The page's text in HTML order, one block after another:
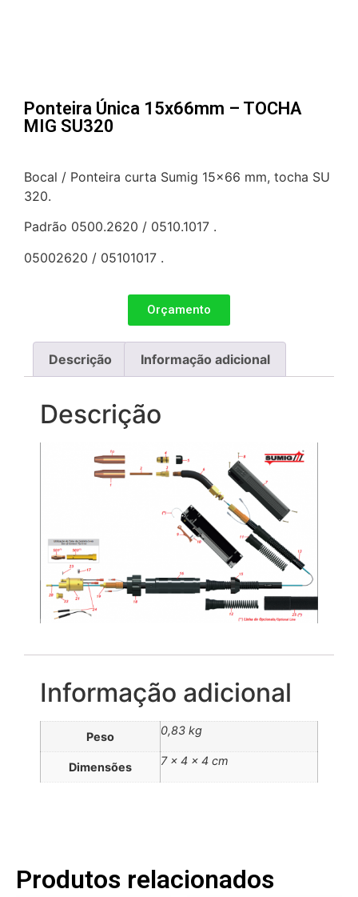
Ponteira Única 15x66mm – TOCHA
MIG SU320
Bocal / Ponteira curta Sumig 15×66 mm, tocha SU
320.
Padrão 0500.2620 / 0510.1017 .
05002620 / 05101017 .
Orçamento
Descrição Informação adicional
Descrição
Informação adicional
Peso 0,83 kg
Dimensões 7 × 4 × 4 cm
Produtos relacionados